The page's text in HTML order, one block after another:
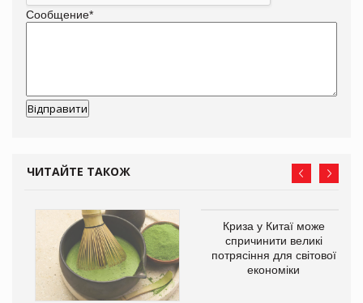
Сообщение*
ЧИТАЙТЕ ТАКОЖ
Криза у Китаї може
спричинити великі
потрясіння для світової
економіки